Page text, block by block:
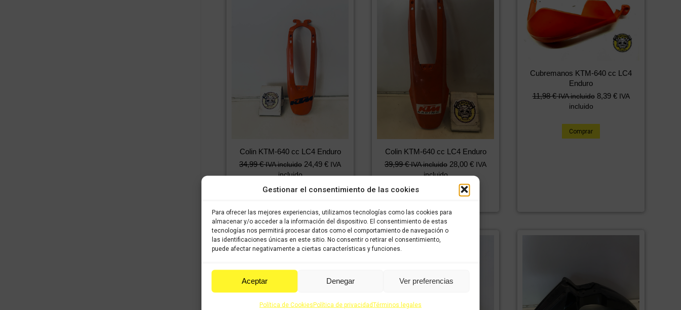
Gestionar el consentimiento de las cookies
Para ofrecer las mejores experiencias, utilizamos tecnologías como las cookies para
almacenar y/o acceder a la información del dispositivo. El consentimiento de estas
tecnologías nos permitirá procesar datos como el comportamiento de navegación o
las identificaciones únicas en este sitio. No consentir o retirar el consentimiento,
puede afectar negativamente a ciertas características y funciones.
Aceptar Denegar Ver preferencias
Política de CookiesPolítica de privacidadTérminos legales
Colin KTM-640 cc LC4 Enduro
34,99€ IVA incluido 24,49 € IVA
incluido
Colin KTM-640 cc LC4 Enduro
39,99€ IVA incluido 28,00 € IVA
incluido
Cubremanos KTM-640 cc LC4
Enduro
11,98€ IVA incluido 8,39 € IVA
incluido
Comprar